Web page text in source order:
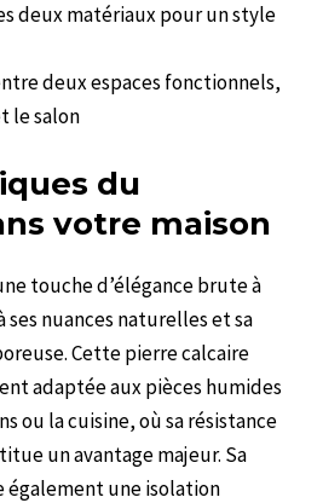
deux matériaux pour un style
deux espaces fonctionnels,
le salon
du
votre maison
touche d’élégance brute à
nuances naturelles et sa
Cette pierre calcaire
adaptée aux pièces humides
ou la cuisine, où sa résistance
un avantage majeur. Sa
une isolation